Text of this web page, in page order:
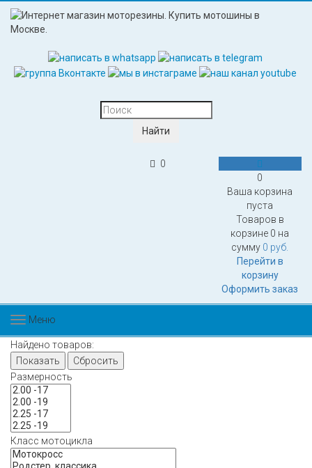
0
Ваша корзина
пуста
Товаров в
корзине 0 на
сумму 0 руб.
Перейти в
корзину
Оформить заказ
0
Меню
Найдено товаров:
Показать
Сбросить
Размерность
Класс мотоцикла